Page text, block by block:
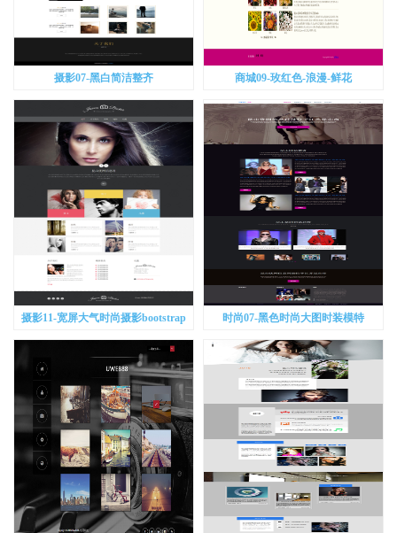
摄影07-黑白简洁整齐 商城09-玫红色-浪漫-鲜花
摄影11-宽屏大气时尚摄影bootstrap
时尚07-黑色时尚大图时装模特
bootstrap